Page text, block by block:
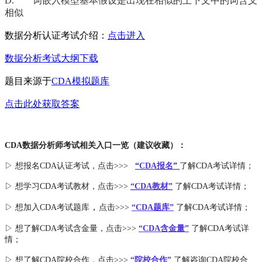
相似
数据分析认证考试介绍： 点击进入
数据分析考试大纲下载
题目来源于CDA模拟题库
点击此处获取答案
CDA数据分析师考试相关入口一览（建议收藏）：
▷ 想报名CDA认证考试，点击>>> “CDA报名” 了解CDA考试详情；
▷ 想学习CDA考试教材，点击>>> “CDA教材” 了解CDA考试详情；
▷ 想加入CDA考试题库 ， 点击>>> “CDA题库” 了解CDA考试详情；
▷ 想了解CDA考试含金量 ，点击>>> “CDA含金量” 了解CDA考试详
情；
▷ 想了解CDA 院校合作 ，点击>>> “院校合作” 了解咨询CDA院校合